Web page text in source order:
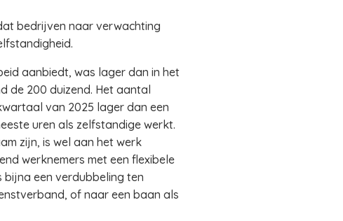
bedrijven naar verwachting
aanbiedt, was lager dan in het
de 200 duizend. Het aantal
van 2025 lager dan een
uren als zelfstandige werkt.
zijn, is wel aan het werk
werknemers met een flexibele
bijna een verdubbeling ten
of naar een baan als